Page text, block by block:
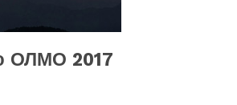
ОЛМО 2017